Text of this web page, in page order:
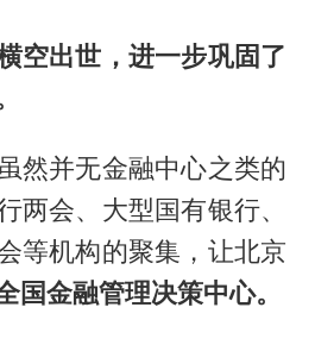
空出世，进一步巩固了
然并无金融中心之类的
两会、大型国有银行、
等机构的聚集，让北京
国金融管理决策中心。